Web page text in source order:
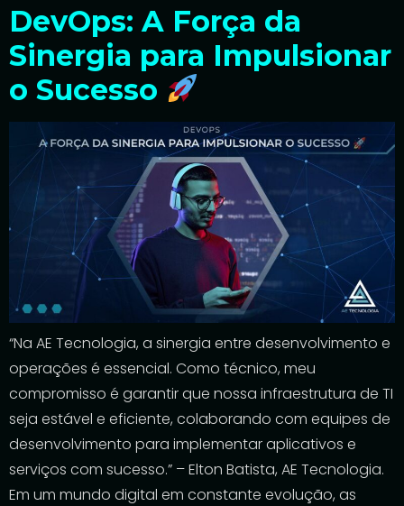
DevOps: A Força da
Sinergia para Impulsionar
o Sucesso
“Na AE Tecnologia, a sinergia entre desenvolvimento e
operações é essencial. Como técnico, meu
compromisso é garantir que nossa infraestrutura de TI
seja estável e eficiente, colaborando com equipes de
desenvolvimento para implementar aplicativos e
serviços com sucesso.” – Elton Batista, AE Tecnologia.
Em um mundo digital em constante evolução, as